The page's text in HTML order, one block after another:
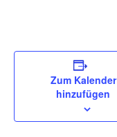
Zum Kalender
hinzufügen